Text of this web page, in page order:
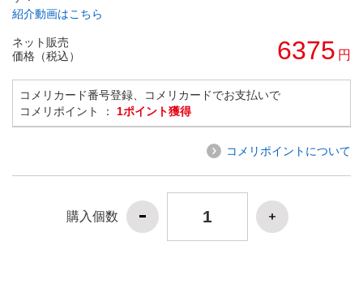
紹介動画はこちら
ネット販売
価格（税込）
6375 円
コメリカード番号登録、コメリカードでお支払いで
コメリポイント ： 1ポイント獲得
コメリポイントについて
購入個数